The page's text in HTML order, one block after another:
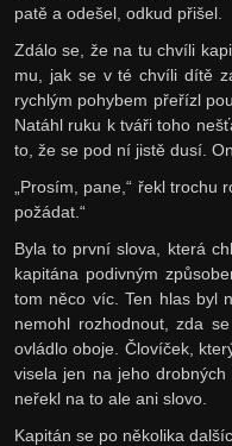
patě a odešel, odkud přišel.
Zdálo se, že na tu chvíli
mu, jak se v té chvíli dítě
rychlým pohybem přeřízl
Natáhl ruku k tváři toho
to, že se pod ní jistě dusí.
„Prosím, pane,“ řekl
požádat.“
Byla to první slova, která
kapitána podivným
tom něco víc. Ten hlas byl
nemohl rozhodnout, zda
ovládlo oboje. Človíček,
visela jen na jeho
neřekl na to ale ani slovo.
Kapitán se po několika